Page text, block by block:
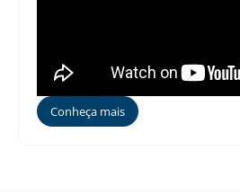
Conheça mais